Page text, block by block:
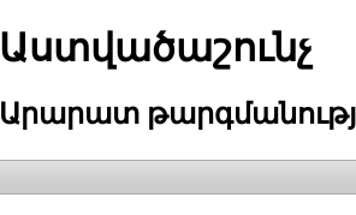
Աստվածաշունչ
Արարատ